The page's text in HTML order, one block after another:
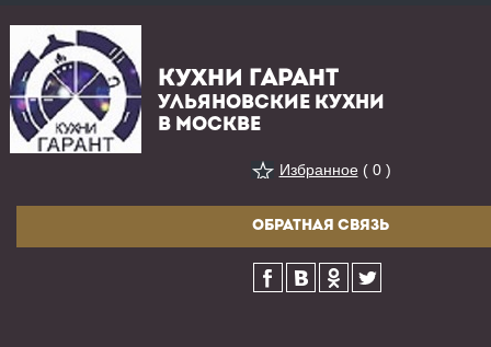
КУХНИ ГАРАНТ
УЛЬЯНОВСКИЕ КУХНИ
В МОСКВЕ
Избранное( 0 )
ОБРАТНАЯ СВЯЗЬ